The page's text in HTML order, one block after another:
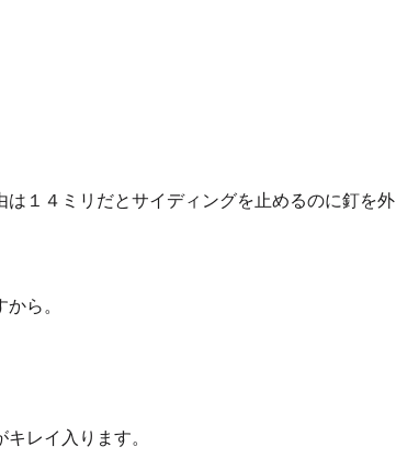
１４ミリだとサイディングを止めるのに釘を外
ら。
レイ入ります。